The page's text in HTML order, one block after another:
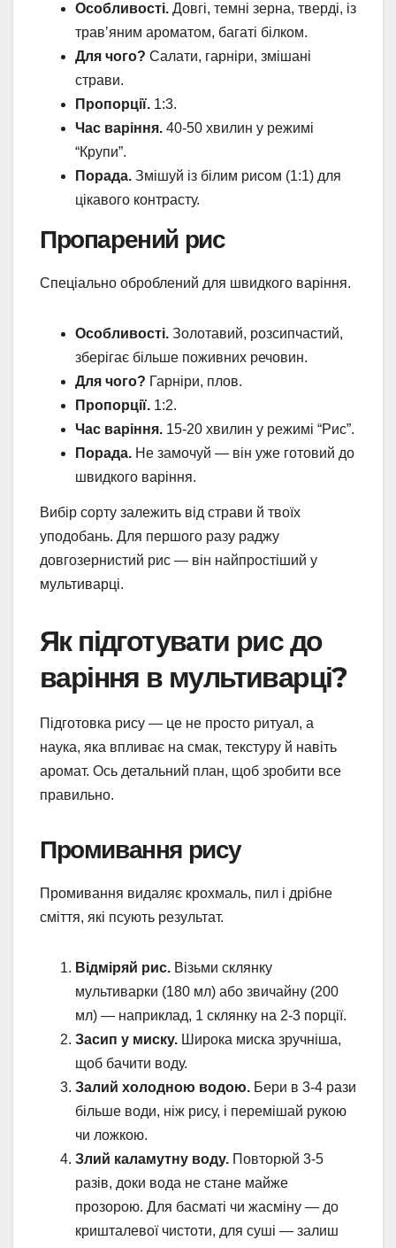
Особливості. Довгі, темні зерна, тверді, із
трав’яним ароматом, багаті білком.
Для чого? Салати, гарніри, змішані
страви.
Пропорції. 1:3.
Час варіння. 40-50 хвилин у режимі
“Крупи”.
Порада. Змішуй із білим рисом (1:1) для
цікавого контрасту.
Пропарений рис
Спеціально оброблений для швидкого варіння.
Особливості. Золотавий, розсипчастий,
зберігає більше поживних речовин.
Для чого? Гарніри, плов.
Пропорції. 1:2.
Час варіння. 15-20 хвилин у режимі “Рис”.
Порада. Не замочуй — він уже готовий до
швидкого варіння.
Вибір сорту залежить від страви й твоїх
уподобань. Для першого разу раджу
довгозернистий рис — він найпростіший у
мультиварці.
Як підготувати рис до
варіння в мультиварці?
Підготовка рису — це не просто ритуал, а
наука, яка впливає на смак, текстуру й навіть
аромат. Ось детальний план, щоб зробити все
правильно.
Промивання рису
Промивання видаляє крохмаль, пил і дрібне
сміття, які псують результат.
Відміряй рис. Візьми склянку
мультиварки (180 мл) або звичайну (200
мл) — наприклад, 1 склянку на 2-3 порції.
Засип у миску. Широка миска зручніша,
щоб бачити воду.
Залий холодною водою. Бери в 3-4 рази
більше води, ніж рису, і перемішай рукою
чи ложкою.
Злий каламутну воду. Повторюй 3-5
разів, доки вода не стане майже
прозорою. Для басматі чи жасміну — до
кришталевої чистоти, для суші — залиш